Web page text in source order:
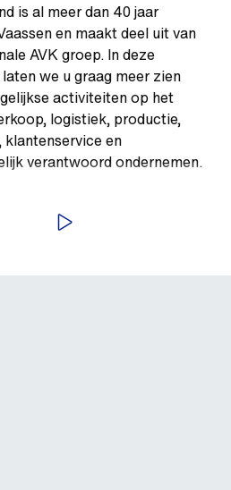
is al meer dan 40 jaar
en maakt deel uit van
AVK groep. In deze
we u graag meer zien
activiteiten op het
logistiek, productie,
en
verantwoord ondernemen.
BEKIJK VIDEO